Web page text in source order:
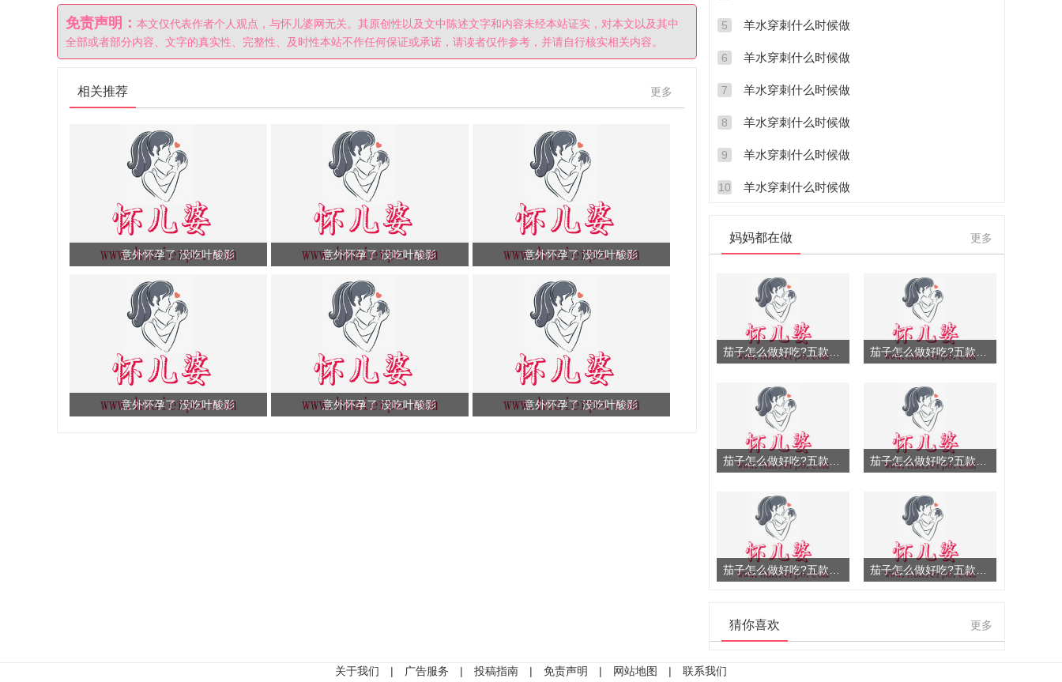
免责声明： 本文仅代表作者个人观点，与怀儿婆网无关。其原创性以及文中陈述文字和内容未经本站证实，对本文以及其中
全部或者部分内容、文字的真实性、完整性、及时性本站不作任何保证或承诺，请读者仅作参考，并请自行核实相关内容。
更多
相关推荐
意外怀孕了 没吃叶酸影 意外怀孕了 没吃叶酸影 意外怀孕了 没吃叶酸影
意外怀孕了 没吃叶酸影 意外怀孕了 没吃叶酸影 意外怀孕了 没吃叶酸影
羊水穿刺什么时候做
5
羊水穿刺什么时候做
6
羊水穿刺什么时候做
7
羊水穿刺什么时候做
8
羊水穿刺什么时候做
9
羊水穿刺什么时候做
10
更多
妈妈都在做
更多
猜你喜欢
关于我们 | 广告服务 | 投稿指南 | 免责声明 | 网站地图 |
联系我们